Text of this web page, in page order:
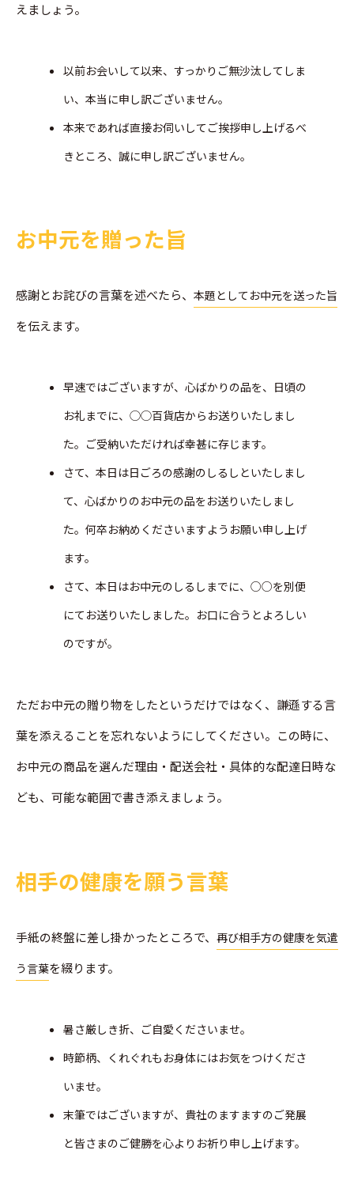
えましょう。
以前お会いして以来、すっかりご無沙汰してしま
い、本当に申し訳ございません。
本来であれば直接お伺いしてご挨拶申し上げるべ
きところ、誠に申し訳ございません。
お中元を贈った旨
感謝とお詫びの言葉を述べたら、 本題としてお中元を送った旨
を伝えます。
早速ではございますが、心ばかりの品を、日頃の
お礼までに、◯◯百貨店からお送りいたしまし
た。ご受納いただければ幸甚に存じます。
さて、本日は日ごろの感謝のしるしといたしまし
て、心ばかりのお中元の品をお送りいたしまし
た。何卒お納めくださいますようお願い申し上げ
ます。
さて、本日はお中元のしるしまでに、○○を別便
にてお送りいたしました。お口に合うとよろしい
のですが。
ただお中元の贈り物をしたというだけではなく、謙遜する言
葉を添えることを忘れないようにしてください。この時に、
お中元の商品を選んだ理由・配送会社・具体的な配達日時な
ども、可能な範囲で書き添えましょう。
相手の健康を願う言葉
手紙の終盤に差し掛かったところで、 再び相手方の健康を気遣
う言葉を綴ります。
暑さ厳しき折、ご自愛くださいませ。
時節柄、くれぐれもお身体にはお気をつけくださ
いませ。
末筆ではございますが、貴社のますますのご発展
と皆さまのご健勝を心よりお祈り申し上げます。